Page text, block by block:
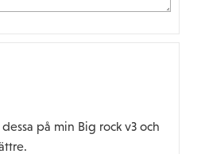
på min Big rock v3 och